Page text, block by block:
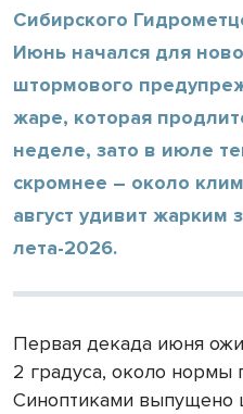
Сибирского
Июнь начался для
штормового
жаре, которая
неделе, зато в июле
скромнее – около
август удивит жарким
лета-2026.
Первая декада июня
2 градуса, около нормы
Синоптиками выпущено